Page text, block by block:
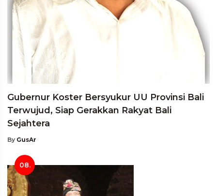
Gubernur Koster Bersyukur UU Provinsi Bali
Terwujud, Siap Gerakkan Rakyat Bali
Sejahtera
By GusAr
08.